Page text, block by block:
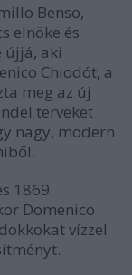
Benso,
elnöke és
újjá, aki
Chiodót, a
meg az új
terveket
nagy, modern
1869.
Domenico
vízzel